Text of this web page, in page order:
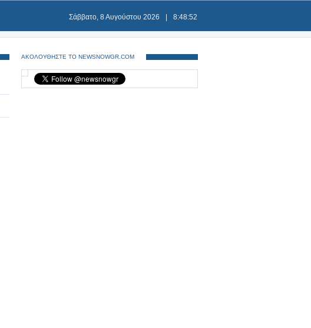
Σάββατο, 8 Αυγούστου 2026 8:48:52
ΑΚΟΛΟΥΘΗΣΤΕ ΤΟ NEWSNOWGR.COM